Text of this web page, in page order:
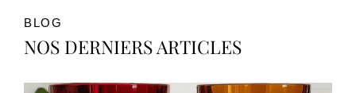
BLOG
NOS DERNIERS ARTICLES